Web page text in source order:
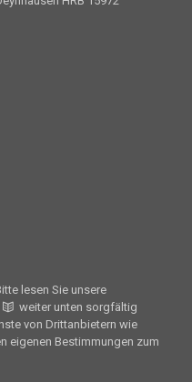
lesen Sie unsere
weiter unten sorgfältig
von Drittanbietern wie
eigenen Bestimmungen zum